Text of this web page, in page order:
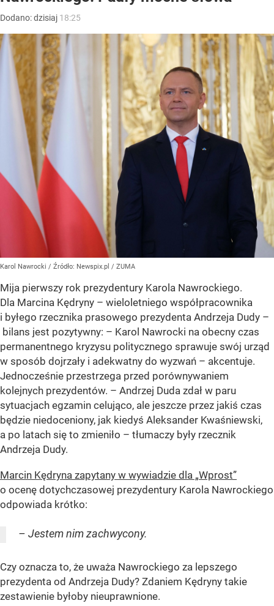
Dodano:dzisiaj 18:25
Karol Nawrocki / Źródło: Newspix.pl / ZUMA
Mija pierwszy rok prezydentury Karola Nawrockiego.
Dla Marcina Kędryny – wieloletniego współpracownika
i byłego rzecznika prasowego prezydenta Andrzeja Dudy –
bilans jest pozytywny: – Karol Nawrocki na obecny czas
permanentnego kryzysu politycznego sprawuje swój urząd
w sposób dojrzały i adekwatny do wyzwań – akcentuje.
Jednocześnie przestrzega przed porównywaniem
kolejnych prezydentów. – Andrzej Duda zdał w paru
sytuacjach egzamin celująco, ale jeszcze przez jakiś czas
będzie niedoceniony, jak kiedyś Aleksander Kwaśniewski,
a po latach się to zmieniło – tłumaczy były rzecznik
Andrzeja Dudy.
Marcin Kędryna zapytany w wywiadzie dla „Wprost”
o ocenę dotychczasowej prezydentury Karola Nawrockiego
odpowiada krótko:
– Jestem nim zachwycony.
Czy oznacza to, że uważa Nawrockiego za lepszego
prezydenta od Andrzeja Dudy? Zdaniem Kędryny takie
zestawienie byłoby nieuprawnione.